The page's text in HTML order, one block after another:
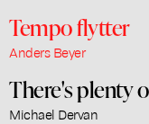
Tempo flytter
Anders Beyer
There's plenty
Michael Dervan